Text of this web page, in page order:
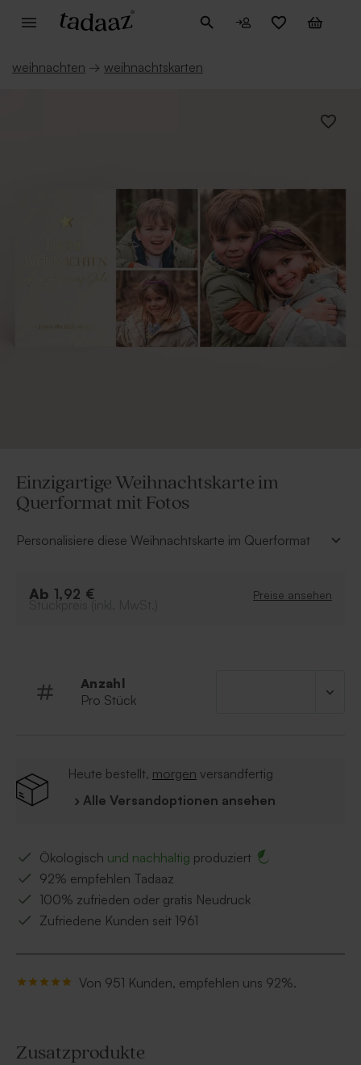
weihnachten → weihnachtskarten
Einzigartige Weihnachtskarte im
Querformat mit Fotos
Personalisiere diese Weihnachtskarte im Querformat
wunderschönes Ergebnis. Verschicke deine
Einfachkarte mit Fotos
Wähle deine Lieblingsfolienfarbe
Ab 1,92 € Preise ansehen
Anzahl
Pro Stück
Heute bestellt, morgen versandfertig
› Alle Versandoptionen ansehen
Ökologisch und nachhaltig produziert
92% empfehlen Tadaaz
100% zufrieden oder gratis Neudruck
Zufriedene Kunden seit 1961
Von 951 Kunden, empfehlen uns 92%.
Zusatzprodukte